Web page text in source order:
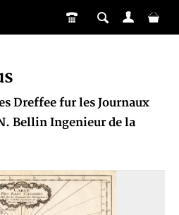
Dreffee fur les Journaux
Bellin Ingenieur de la